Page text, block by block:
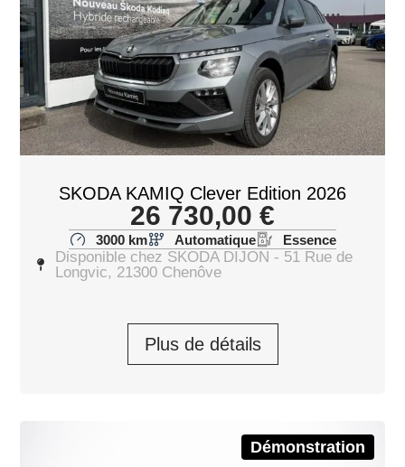
SKODA KAMIQ Clever Edition 2026
26 730,00 €
3000 km Automatique Essence
Disponible chez SKODA DIJON - 51 Rue de
Longvic, 21300 Chenôve
Plus de détails
Démonstration